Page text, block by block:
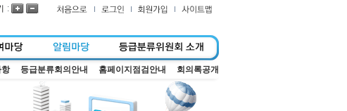
:
항 등급분류회의안내 홈페이지점검안내 회의록공개